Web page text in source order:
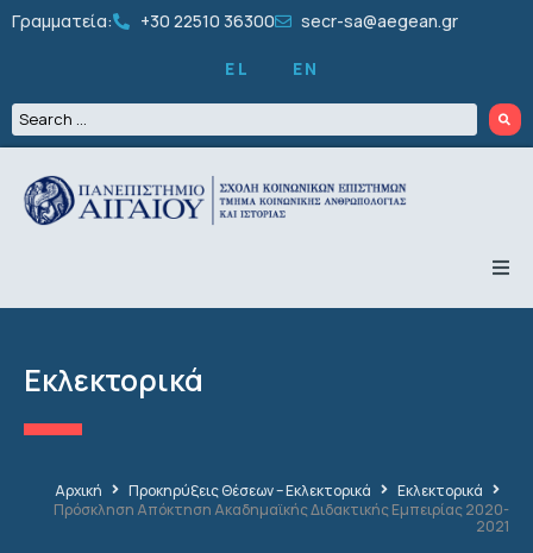
Γραμματεία: +30 22510 36300 secr-sa@aegean.gr
EL EN
ΤΟ ΤΜΗΜΑ
ΔΙΔΑΚΤΟΡΙΚΑ
ΕΡΕΥΝΑ
ΔΡΑΣΤΗΡΙΟΤΗΤΕΣ
ΑΝΑΚΟΙΝΩΣΕΙΣ
Εκλεκτορικά
Αρχική Προκηρύξεις Θέσεων – Εκλεκτορικά
Εκλεκτορικά
Πρόσκληση Απόκτηση Ακαδημαϊκής Διδακτικής Εμπειρίας 2020-
2021